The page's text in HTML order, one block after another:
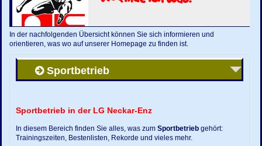
In der nachfolgenden Übersicht können Sie sich informieren und
orientieren, was wo auf unserer Homepage zu finden ist.
Sportbetrieb
Sportbetrieb in der LG Neckar-Enz
In diesem Bereich finden Sie alles, was zumSportbetrieb gehört:
Trainingszeiten, Bestenlisten, Rekorde und vieles mehr.